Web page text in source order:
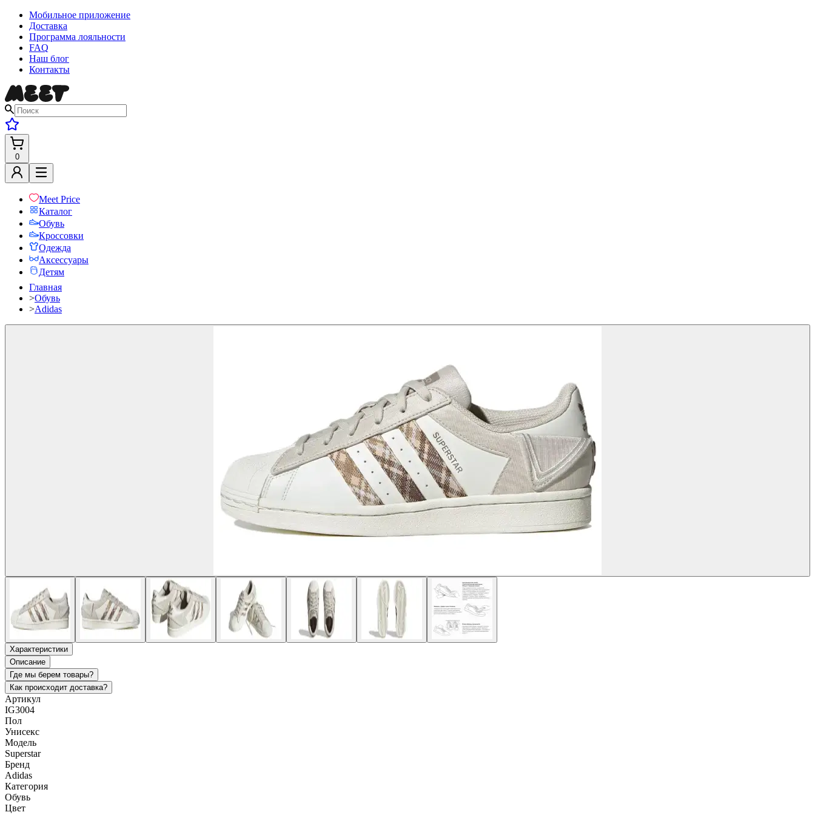
Мобильное приложение
Доставка
Программа лояльности
FAQ
Наш блог
Контакты
0
Meet Price
Каталог
Обувь
Кроссовки
Одежда
Аксессуары
Детям
Главная
>Обувь
>Adidas
Характеристики
Описание
Где мы берем товары?
Как происходит доставка?
Артикул
IG3004
Пол
Унисекс
Модель
Superstar
Бренд
Adidas
Категория
Обувь
Цвет